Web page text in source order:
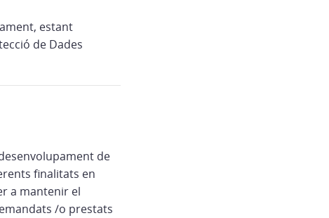
estant
de Dades
de
finalitats en
a mantenir el
/o prestats